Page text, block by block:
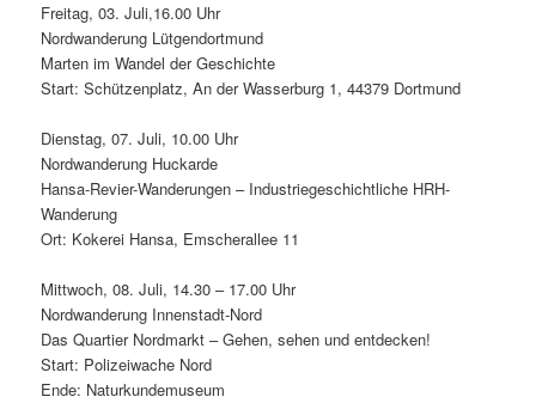
Freitag, 03. Juli,16.00 Uhr
Nordwanderung Lütgendortmund
Marten im Wandel der Geschichte
Start: Schützenplatz, An der Wasserburg 1, 44379 Dortmund
Dienstag, 07. Juli, 10.00 Uhr
Nordwanderung Huckarde
Hansa-Revier-Wanderungen – Industriegeschichtliche HRH-
Wanderung
Ort: Kokerei Hansa, Emscherallee 11
Mittwoch, 08. Juli, 14.30 – 17.00 Uhr
Nordwanderung Innenstadt-Nord
Das Quartier Nordmarkt – Gehen, sehen und entdecken!
Start: Polizeiwache Nord
Ende: Naturkundemuseum